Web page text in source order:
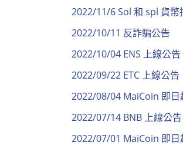
2022/11/6 Sol 和 spl 貨
2022/10/11 反詐騙公告
2022/10/04 ENS 上線公告
2022/09/22 ETC 上線公告
2022/08/04 MaiCoin 即日
2022/07/14 BNB 上線公告
2022/07/01 MaiCoin 即日